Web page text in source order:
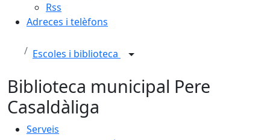
Rss
Adreces i telèfons
Escoles i biblioteca
Biblioteca municipal Pere
Casaldàliga
Serveis